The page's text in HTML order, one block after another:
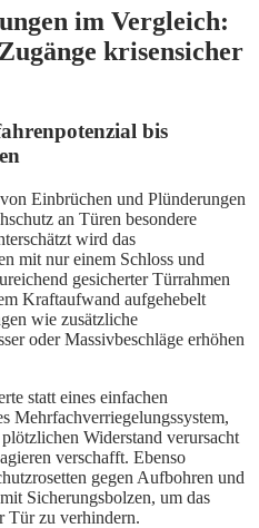
im Vergleich:
krisensicher
bis
Einbrüchen und Plünderungen
an Türen besondere
wird das
mit nur einem Schloss und
gesicherter Türrahmen
Kraftaufwand aufgehebelt
wie zusätzliche
oder Massivbeschläge erhöhen
statt eines einfachen
Mehrfachverriegelungssystem,
Widerstand verursacht
verschafft. Ebenso
gegen Aufbohren und
Sicherungsbolzen, um das
Tür zu verhindern.